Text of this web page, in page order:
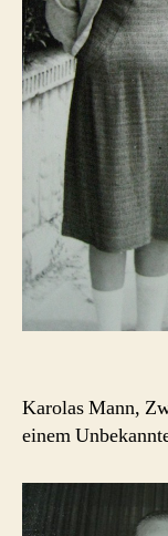
Karolas Mann,
einem